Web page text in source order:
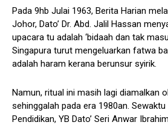
Pada 9hb Julai 1963, Berita Harian
Johor, Dato’ Dr. Abd. Jalil Hassan
upacara tu adalah ‘bidaah dan tak
Singapura turut mengeluarkan fatwa
adalah haram kerana berunsur syirik.
Namun, ritual ini masih lagi diamalkan
sehinggalah pada era 1980an.
Pendidikan, YB Dato’ Seri Anwar